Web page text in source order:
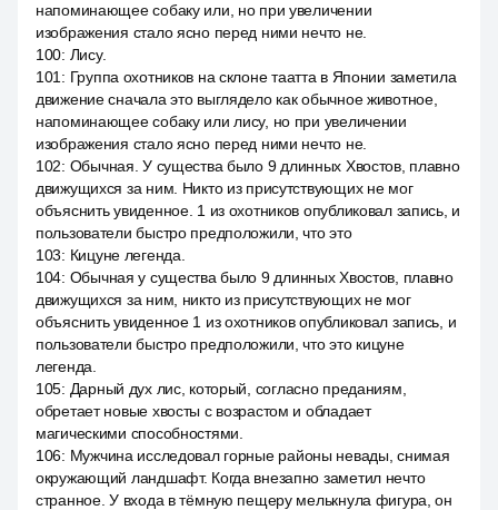
напоминающее собаку или, но при увеличении
изображения стало ясно перед ними нечто не.
100: Лису.
101 : Группа охотников на склоне таатта в Японии заметила
движение сначала это выглядело как обычное животное,
напоминающее собаку или лису, но при увеличении
изображения стало ясно перед ними нечто не.
102: Обычная. У существа было 9 длинных Хвостов, плавно
движущихся за ним. Никто из присутствующих не мог
объяснить увиденное. 1 из охотников опубликовал запись, и
пользователи быстро предположили, что это
103: Кицуне легенда.
104: Обычная у существа было 9 длинных Хвостов, плавно
движущихся за ним, никто из присутствующих не мог
объяснить увиденное 1 из охотников опубликовал запись, и
пользователи быстро предположили, что это кицуне
легенда.
105: Дарный дух лис, который, согласно преданиям,
обретает новые хвосты с возрастом и обладает
магическими способностями.
106: Мужчина исследовал горные районы невады, снимая
окружающий ландшафт. Когда внезапно заметил нечто
странное. У входа в тёмную пещеру мелькнула фигура, он